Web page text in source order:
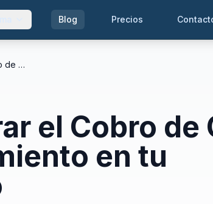
Blog Precios
Cómo Mejorar el Cobro de Cuotas de Mantenimiento en tu Condominio
el Cobro de
en tu